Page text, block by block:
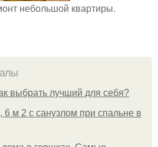
небольшой квартиры.
выбрать лучший для себя?
6 м 2 с санузлом при спальне в